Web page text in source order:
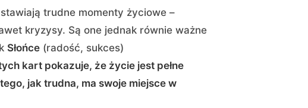
trudne momenty życiowe –
kryzysy. Są one jednak równie ważne
Słońce (radość, sukces)
kart pokazuje, że życie jest pełne
jak trudna, ma swoje miejsce w